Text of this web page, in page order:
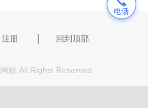
注册 ｜ 回到顶部
校 All Rights Reserved